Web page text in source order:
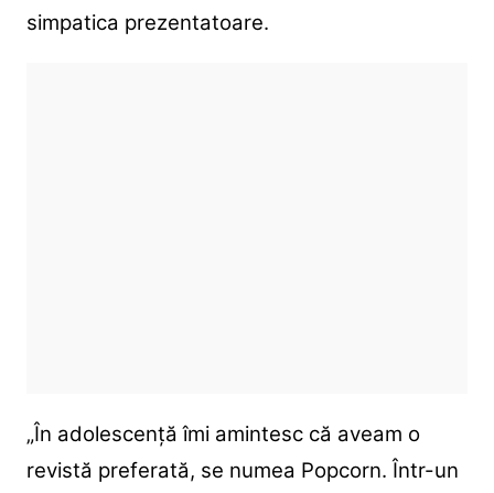
simpatica prezentatoare.
„În adolescență îmi amintesc că aveam o
revistă preferată, se numea Popcorn. Într-un